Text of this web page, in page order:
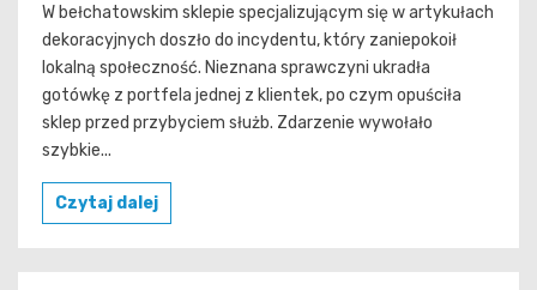
W bełchatowskim sklepie specjalizującym się w artykułach
dekoracyjnych doszło do incydentu, który zaniepokoił
lokalną społeczność. Nieznana sprawczyni ukradła
gotówkę z portfela jednej z klientek, po czym opuściła
sklep przed przybyciem służb. Zdarzenie wywołało
szybkie...
Czytaj dalej